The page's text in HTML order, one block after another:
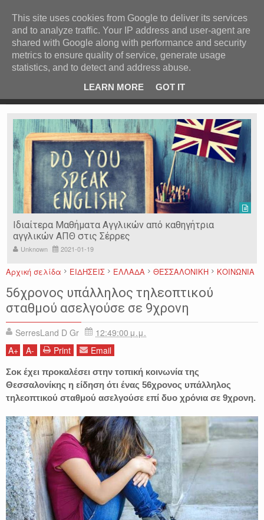
Ιερόσυλοι έκλεψαν τάματα από Ιερό Ναό στις Σέρρες
Ιδιαίτερα Μαθήματα Αγγλικών από καθηγήτρια
αγγλικών ΑΠΘ στις Σέρρες
Unknown 2021-01-19
Αρχική σελίδα ΕΙΔΗΣΕΙΣ ΕΛΛΑΔΑ ΘΕΣΣΑΛΟΝΙΚΗ ΚΟΙΝΩΝΙΑ
56χρονος υπάλληλος τηλεοπτικού
σταθμού ασελγούσε σε 9χρονη
SerresLand D Gr
12:49:00 μ.μ.
A+ A- Print Email
Σοκ έχει προκαλέσει στην τοπική κοινωνία της
Θεσσαλονίκης η είδηση ότι ένας 56χρονος υπάλληλος
τηλεοπτικού σταθμού ασελγούσε επί δυο χρόνια σε 9χρονη.
ΚΕΝΤΡΙΚΗ ΑΝΑ ΚΑΤΗΓΟΡΙΑ
ΕΙΔΗΣΕΙΣ ΑΝΑ ΠΕΡΙΟΧΗ
ΠΡΟΣΦΑΤΑ ΝΕΑ
Ν. ΣΕΡΡΩΝ Η ΓΗ ΜΑΣ
ΤΥΧΑΙΕΣ ΑΝΑΡΤΗΣΕΙΣ/ΑΡΘΡΑ
Serres Racing Circuit
Panserraikos FC
Ikaroi B.C.
This site uses cookies from Google to deliver its services
and to analyze traffic. Your IP address and user-agent are
shared with Google along with performance and security
metrics to ensure quality of service, generate usage
statistics, and to detect and address abuse.
LEARN MORE
GOT IT